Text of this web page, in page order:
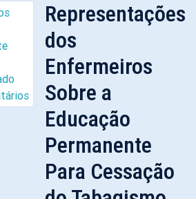
Representações
dos
Enfermeiros
Sobre a
Educação
Permanente
Para Cessação